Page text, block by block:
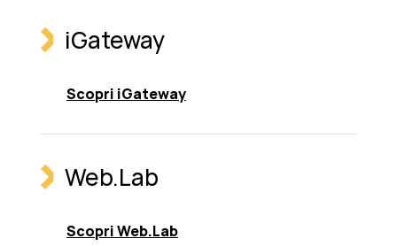
iGateway
Scopri iGateway
Web.Lab
Scopri Web.Lab